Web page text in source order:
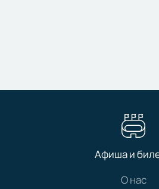
Афиша и
О нас